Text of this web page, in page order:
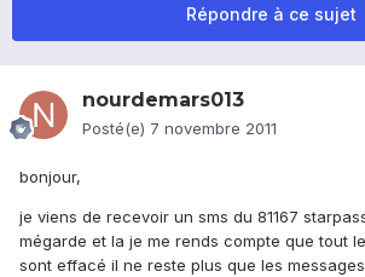
Répondre à ce sujet
nourdemars013
Posté(e) 7 novembre 2011
bonjour,
je viens de recevoir un sms du 81167
mégarde et la je me rends compte que tout
sont effacé il ne reste plus que les